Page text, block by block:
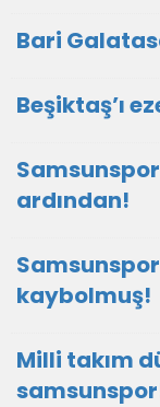
Bari
Beşiktaş’ı
ardından!
kaybolmuş!
Milli takım